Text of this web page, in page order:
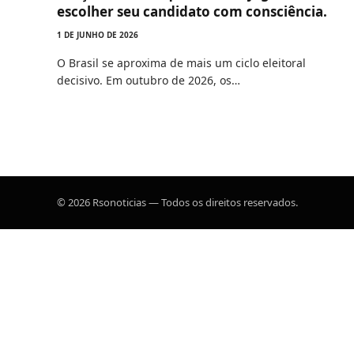
escolher seu candidato com consciência.
1 DE JUNHO DE 2026
O Brasil se aproxima de mais um ciclo eleitoral
decisivo. Em outubro de 2026, os…
© 2026 Rsonoticias — Todos os direitos reservados.